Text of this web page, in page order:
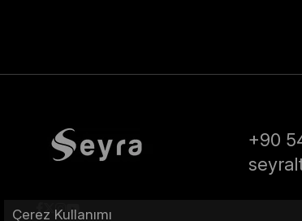
+90
Çerez Kullanımı